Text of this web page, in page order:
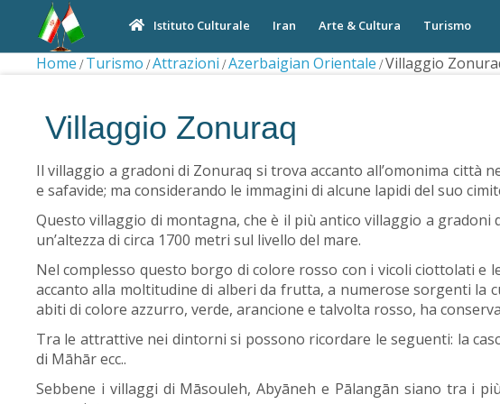
Istituto Culturale Iran Arte & Cultura Turismo
Home Turismo Attrazioni Azerbaigian Orientale Villaggio
Villaggio Zonuraq
Il villaggio a gradoni di Zonuraq si trova accanto all’omonima città
e safavide; ma considerando le immagini di alcune lapidi del suo
Questo villaggio di montagna, che è il più antico villaggio a
un’altezza di circa 1700 metri sul livello del mare.
Nel complesso questo borgo di colore rosso con i vicoli ciottolati e
accanto alla moltitudine di alberi da frutta, a numerose sorgenti la
abiti di colore azzurro, verde, arancione e talvolta rosso, ha
Tra le attrattive nei dintorni si possono ricordare le seguenti: la
di Māhār ecc..
Sebbene i villaggi di Māsouleh, Abyāneh e Pālangān siano tra i